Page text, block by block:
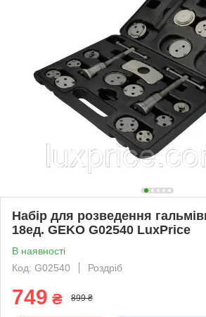
Набір для розведення
18ед. GEKO G02540 LuxPrice
В наявності
Код: G02540
Роздріб
749 ₴ 899 ₴